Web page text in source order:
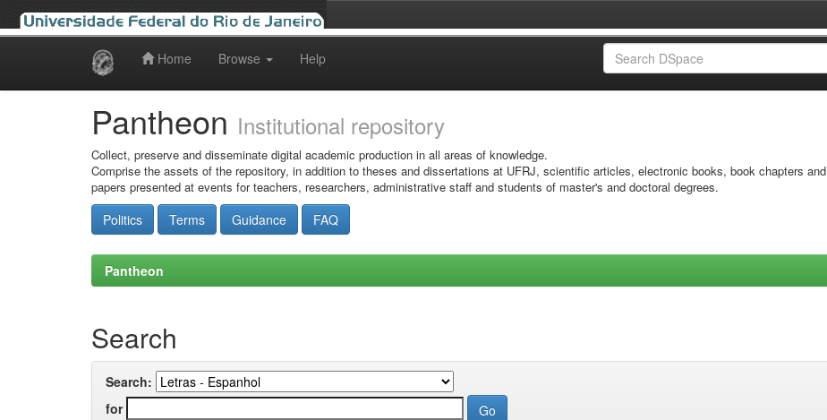
Home Browse Help
Pantheon Institutional repository
Collect, preserve and disseminate digital academic production in all areas of knowledge.
Comprise the assets of the repository, in addition to theses and dissertations at UFRJ, scientific articles, electronic books, book chapters and
papers presented at events for teachers, researchers, administrative staff and students of master's and doctoral degrees.
Politics Terms Guidance FAQ
Pantheon
Search
Search:
for